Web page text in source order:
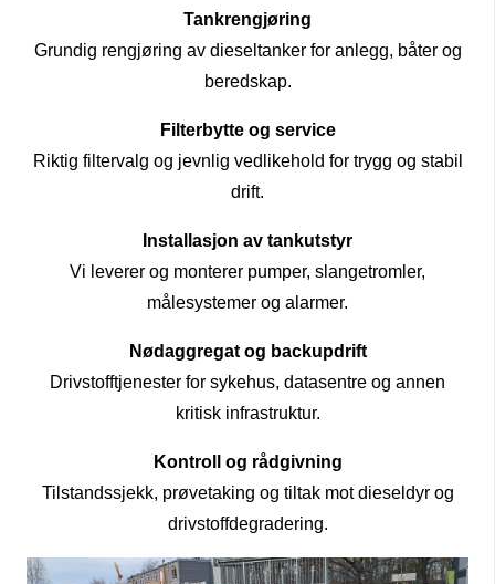
Tankrengjøring
Grundig rengjøring av dieseltanker for anlegg, båter og
beredskap.
Filterbytte og service
Riktig filtervalg og jevnlig vedlikehold for trygg og stabil
drift.
Installasjon av tankutstyr
Vi leverer og monterer pumper, slangetromler,
målesystemer og alarmer.
Nødaggregat og backupdrift
Drivstofftjenester for sykehus, datasentre og annen
kritisk infrastruktur.
Kontroll og rådgivning
Tilstandssjekk, prøvetaking og tiltak mot dieseldyr og
drivstoffdegradering.